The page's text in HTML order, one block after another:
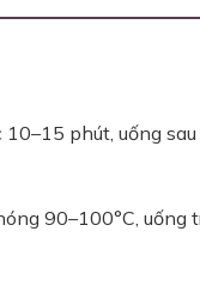
phút, uống
90–100°C, uống